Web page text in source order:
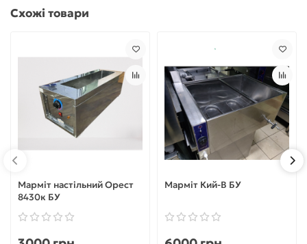
Схожі товари
Марміт настільний Орест
8430к БУ
Марміт Кий-В БУ